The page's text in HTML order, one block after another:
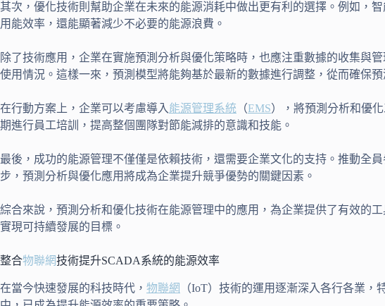
其次，優化技術則幫助企業在未來的能源消耗中做出更有利的選擇。例如，
用能效率，還能顯著減少不必要的能源浪費。
除了技術應用，企業在實施預測分析與優化策略時，也應注重數據的收集與
使用情況。這樣一來，預測模型將能夠基於最新的數據進行調整，從而確保預
在行動方案上，企業可以考慮導入 能源管理系統 （EMS），將預測分析和優
期進行員工培訓，提高整個團隊對節能減排的意識和技能。
最後，成功的能源管理不僅僅是依賴技術，還需要企業文化的支持。推動全
步，預測分析與優化應用將成為企業提升競爭優勢的關鍵因素。
綜合來說，預測分析和優化技術在能源管理中的應用，為企業提供了有效的
實現可持續發展的目標。
整合物聯網技術提升SCADA系統的能源效率
在當今快速發展的科技時代， 物聯網
（IoT）技術的運用逐漸深入各行各業